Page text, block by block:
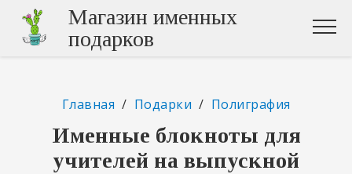
Магазин именных
подарков
Главная / Подарки / Полиграфия
Именные блокноты для
учителей на выпускной